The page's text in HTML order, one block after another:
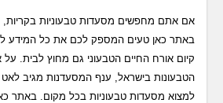
אם אתם מחפשים מסעדות טבעוניות בקריות,
באתר כאן טעים המספק לכם את כל המידע
קיום אורח החיים הטבעוני גם מחוץ לבית.
הטבעונות בישראל, ענף המסעדנות מגיב לאט
למצוא מסעדות טבעוניות בכל מקום. באתר